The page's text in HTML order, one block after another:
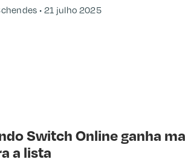
21 julho 2025
Switch Online ganha
a lista